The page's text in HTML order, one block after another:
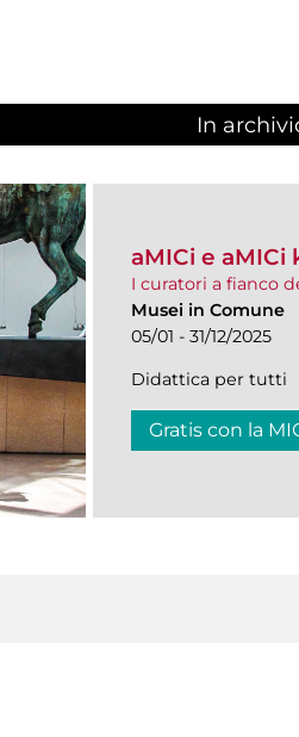
In
aMICi e aMICi
I curatori a fianco
Musei in Comune
05/01 - 31/12/2025
Didattica per tutti
Gratis con la